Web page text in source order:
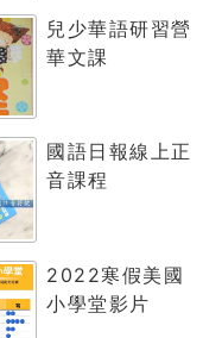
兒少華語研習營
華文課
國語日報線上正
音課程
2022寒假美國
小學堂影片